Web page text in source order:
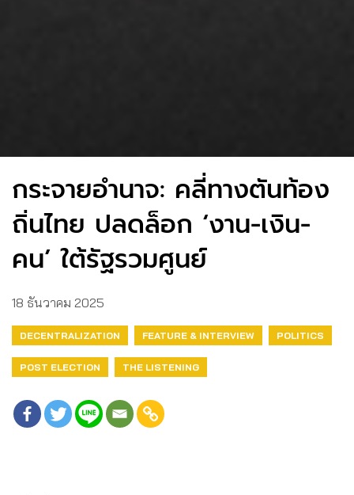
กระจายอำนาจ: คลี่ทางตันท้อง
ถิ่นไทย ปลดล็อก ‘งาน-เงิน-
คน’ ใต้รัฐรวมศูนย์
18 ธันวาคม 2025
DECENTRALIZATION FEATURE & INTERVIEW POLITICS
POST ELECTION THE LISTENING